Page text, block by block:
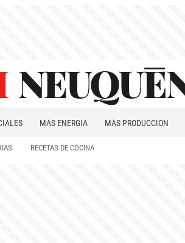
MÁS ENERGÍA MÁS PRODUCCIÓN
RECETAS DE COCINA